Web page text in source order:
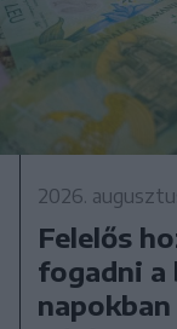
2026.
Felelős
fogadni